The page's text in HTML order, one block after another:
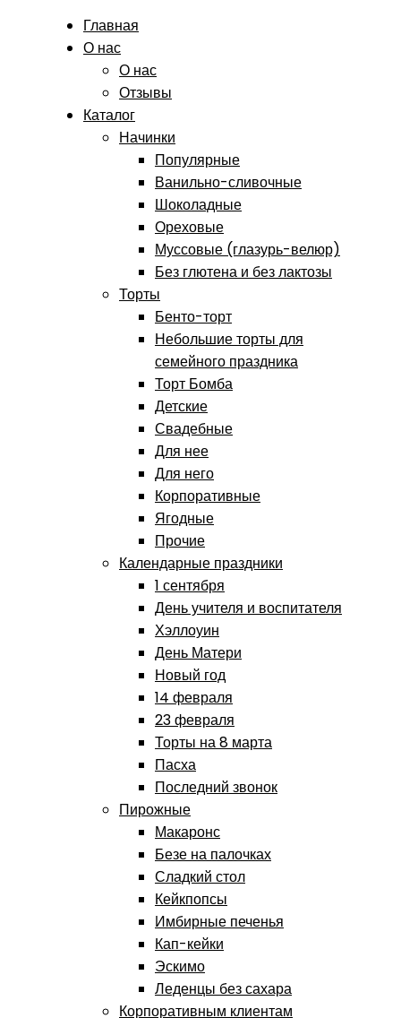
Главная
О нас
О нас
Отзывы
Каталог
Начинки
Популярные
Ванильно-сливочные
Шоколадные
Ореховые
Муссовые (глазурь-велюр)
Без глютена и без лактозы
Торты
Бенто-торт
Небольшие торты для
семейного праздника
Торт Бомба
Детские
Свадебные
Для нее
Для него
Корпоративные
Ягодные
Прочие
Календарные праздники
1 сентября
День учителя и воспитателя
Хэллоуин
День Матери
Новый год
14 февраля
23 февраля
Торты на 8 марта
Пасха
Последний звонок
Пирожные
Макаронс
Безе на палочках
Сладкий стол
Кейкпопсы
Имбирные печенья
Кап-кейки
Эскимо
Леденцы без сахара
Корпоративным клиентам